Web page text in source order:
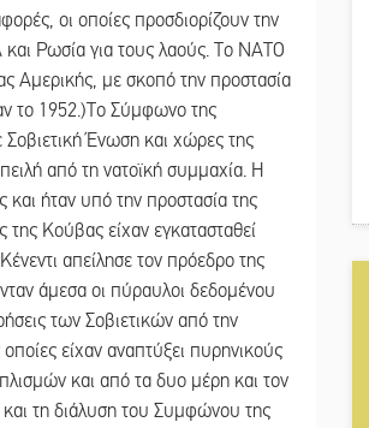
οι οποίες προσδιορίζουν την
Ρωσία για τους λαούς. Το ΝΑΤΟ
Αμερικής, με σκοπό την προστασία
το 1952.)Το Σύμφωνο της
Ένωση και χώρες της
από τη νατοϊκή συμμαχία. Η
ήταν υπό την προστασία της
Κούβας είχαν εγκατασταθεί
απείλησε τον πρόεδρο της
άμεσα οι πύραυλοι δεδομένου
των Σοβιετικών από την
είχαν αναπτύξει πυρηνικούς
και από τα δυο μέρη και τον
τη διάλυση του Συμφώνου της